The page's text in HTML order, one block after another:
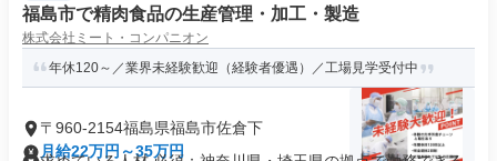
福島市で精肉食品の生産管理・加工・製造
株式会社ミート・コンパニオン
年休120～／業界未経験歓迎（経験者優遇）／工場見学受付中
〒960-2154福島県福島市佐倉下
月給22万円～35万円